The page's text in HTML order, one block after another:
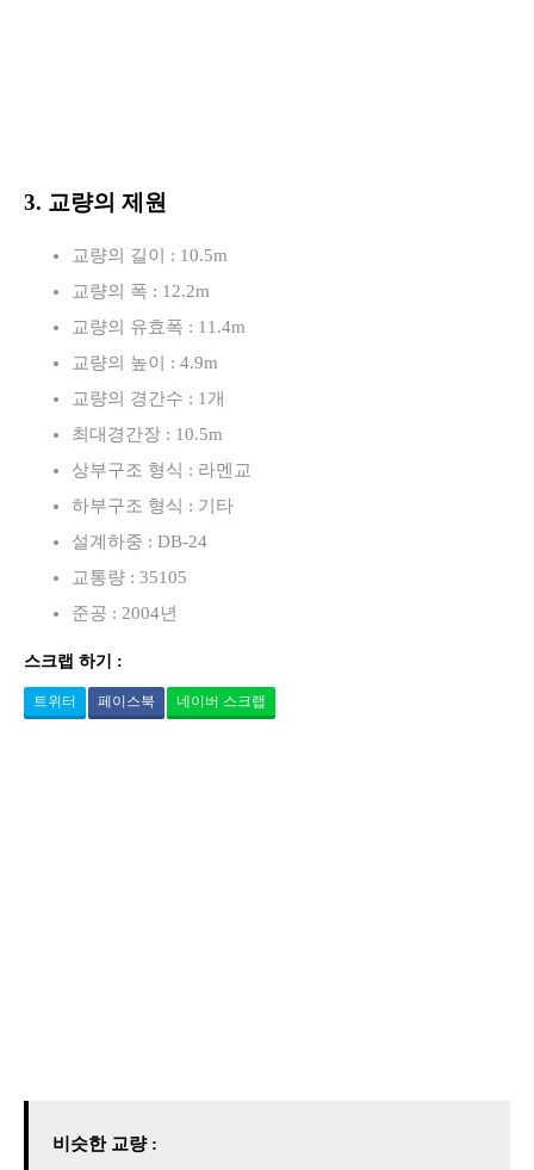
3. 교량의 제원
교량의 길이 : 10.5m
교량의 폭 : 12.2m
교량의 유효폭 : 11.4m
교량의 높이 : 4.9m
교량의 경간수 : 1개
최대경간장 : 10.5m
상부구조 형식 : 라멘교
하부구조 형식 : 기타
설계하중 : DB-24
교통량 : 35105
준공 : 2004년
스크랩 하기 :
트위터 페이스북 네이버 스크랩
비슷한 교량 :